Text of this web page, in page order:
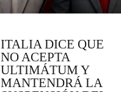
ITALIA DICE QUE
NO ACEPTA
ULTIMÁTUM Y
MANTENDRÁ LA